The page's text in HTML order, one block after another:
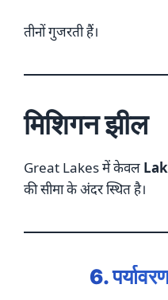
तीनों गुजरती हैं।
मिशिगन झील
Great Lakes में केवल
की सीमा के अंदर स्थित है।
6.